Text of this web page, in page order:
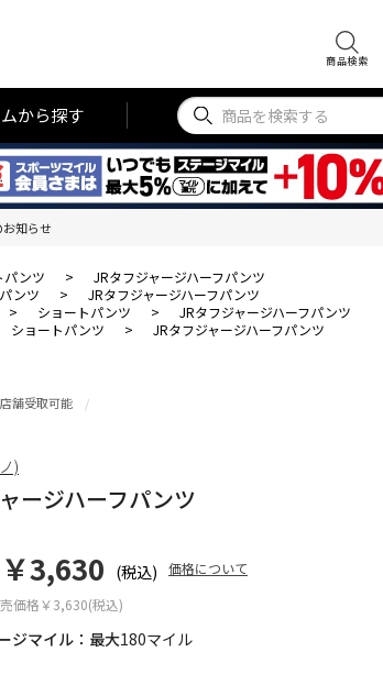
商品検索
から探す
知らせ
パンツ >
JRタフジャージハーフパンツ
ンツ >
JRタフジャージハーフパンツ
> ショートパンツ >
JRタフジャージハーフパンツ
ショートパンツ > JRタフジャージハーフパンツ
ジマイル：最大180マイル
店舗受取可能
ージハーフパンツ
価格￥3,630(税込)
￥3,630 (税込) 価格について
)